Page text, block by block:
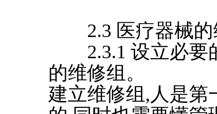
2.3 医疗器械的
2.3.1 设立必要
的维修组。
建立维修组,人是第